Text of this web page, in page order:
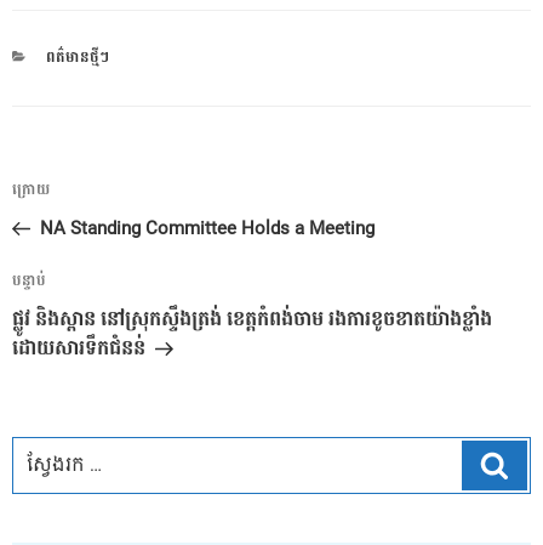
CATEGORIES
ពត៌មានថ្មីៗ
ការ​
នាំទិស​
ប្រកាស
អត្ថបទ
មុន
ក្រោយ
NA Standing Committee Holds a Meeting
អត្ថបទ
បន្ទាប់
បន្ទាប់
ផ្លូវ និងស្ពាន នៅស្រុកស្ទឹងត្រង់ ខេត្តកំពង់ចាម រងការខូចខាតយ៉ាងខ្លាំង
ដោយសារទឹកជំនន់